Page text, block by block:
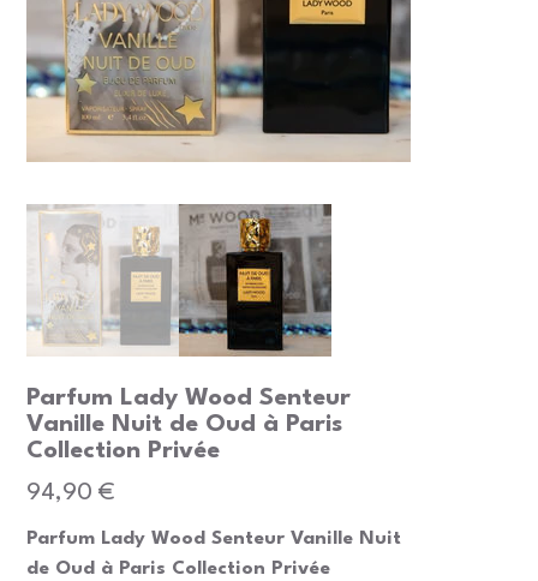
Parfum Lady Wood Senteur
Vanille Nuit de Oud à Paris
Collection Privée
Prix
94,90 €
Parfum Lady Wood Senteur Vanille Nuit
de Oud à Paris Collection Privée